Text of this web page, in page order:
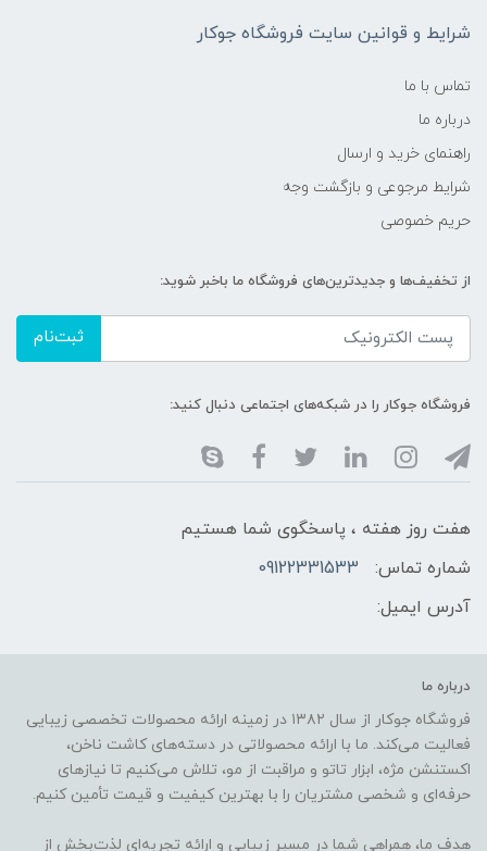
شرایط و قوانین سایت فروشگاه جوکار
تماس با ما
درباره ما
راهنمای خرید و ارسال
شرایط مرجوعی و بازگشت وجه
حریم خصوصی
از تخفیف‌ها و جدیدترین‌های فروشگاه ما باخبر شوید:
ثبت‌نام
فروشگاه جوکار را در شبکه‌های اجتماعی دنبال کنید:
هفت روز هفته ، پاسخگوی شما هستیم
شماره تماس:
09122331533
آدرس ایمیل:
درباره ما
فروشگاه جوکار از سال ۱۳۸۲ در زمینه ارائه محصولات تخصصی زیبایی
فعالیت می‌کند. ما با ارائه محصولاتی در دسته‌های کاشت ناخن،
اکستنشن مژه، ابزار تاتو و مراقبت از مو، تلاش می‌کنیم تا نیازهای
حرفه‌ای و شخصی مشتریان را با بهترین کیفیت و قیمت تأمین کنیم.
هدف ما، همراهی شما در مسیر زیبایی و ارائه تجربه‌ای لذت‌بخش از